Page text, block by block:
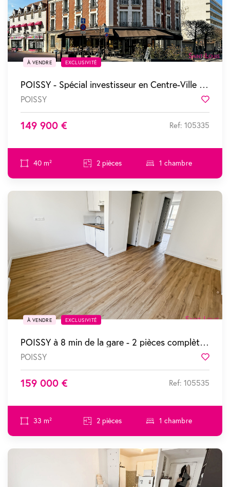
À VENDRE EXCLUSIVITÉ
POISSY - Spécial investisseur en Centre-Ville - 2 pièces vendu loué
POISSY
149 900 € Ref: 105335
40 m² 2 pièces 1 chambre
SOUS COMPROMIS
À VENDRE EXCLUSIVITÉ
POISSY à 8 min de la gare - 2 pièces complètement refait à neuf
POISSY
159 000 € Ref: 105535
33 m² 2 pièces 1 chambre